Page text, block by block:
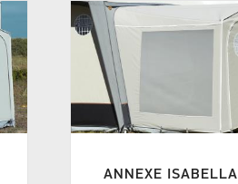
ANNEXE ISABELLA